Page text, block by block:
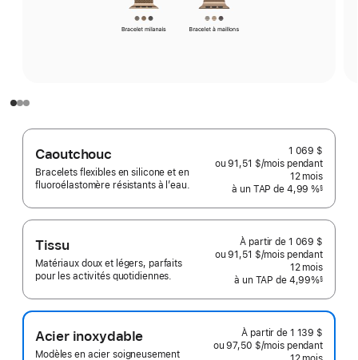
Caoutchouc
Bracelets flexibles en silicone et en
fluoroélastomère résistants à l’eau.
1 069 $
ou 91,51 $/mois par mois
pendant
12 mois
à un TAP de 4,99 %§
Tissu
Matériaux doux et légers, parfaits
pour les activités quotidiennes.
À partir de 1 069 $
ou 91,51 $/mois par
mois
pendant
12 mois
à un TAP de 4,99%§
Acier inoxydable
Modèles en acier soigneusement
À partir de 1 139 $
ou 97,50 $/mois par
pendant